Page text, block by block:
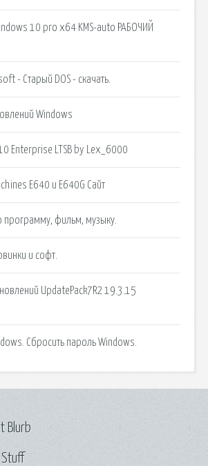
10 pro x64 KMS-auto РАБОЧИЙ
- Старый DOS - скачать.
Windows
Enterprise LTSB by Lex_6000
E640 и E640G Сайт
программу, фильм, музыку.
и софт.
UpdatePack7R2 19.3.15
Сбросить пароль Windows.
Stuff
Blurb